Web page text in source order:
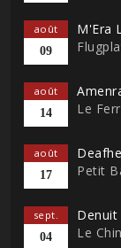
août
09
M'Era
août
14
Le
août
17
Petit
sept.
04
Denuit
Le